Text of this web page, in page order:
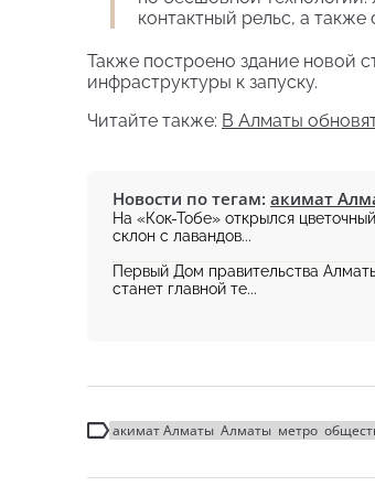
контактный рельс, а
Также построено здание новой
инфраструктуры к запуску.
Читайте также: В Алматы
Новости по тегам: акимат
На «Кок-Тобе» открылся цветочный
склон с лавандов...
Первый Дом правительства
станет главной те...
акимат Алматы Алматы метро